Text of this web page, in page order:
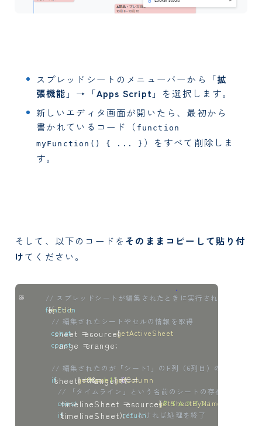
スプレッドシートのメニューバーから「拡
張機能 」→「Apps Script 」を選択します。
新しいエディタ画面が開いたら、最初から
書かれているコード（ function
myFunction() { ... } ）をすべて削除しま
す。
そして、以下のコードを そのままコピーして貼り付
けてください。
// スプレッドシートが編集されたときに実行される関数
function
onEdit
(
e
){
// 編集されたシートやセルの情報を取得
const
sheet =
e.source.
getActiveSheet
(
)
;
const
range =
e.range;
// 編集されたのが「シート1」のF列（6列目）の場合のみ
if(
sheet.
getName
(
)===
'シート1'
&&
range.
getColumn
(
)===
6
){
// 「タイムライン」という名前のシートの存在を確認
const
timelineSheet =
e.source.
getSheetByName
(
'タイムライン'
)
;
if(
!
timelineSheet)return
;// なければ処理を終了